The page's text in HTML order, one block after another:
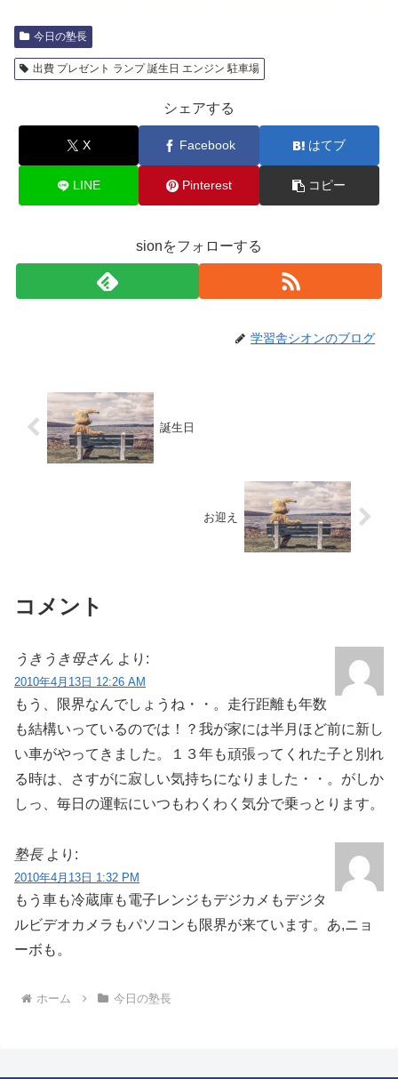
今日の塾長
出費 プレゼント ランプ 誕生日 エンジン 駐車場
シェアする
X Facebook はてブ
LINE Pinterest コピー
sionをフォローする
学習舎シオンのブログ
誕生日
お迎え
コメント
うきうき母さん より:
2010年4月13日 12:26 AM
もう、限界なんでしょうね・・。走行距離も年数
も結構いっているのでは！？我が家には半月ほど前に新し
い車がやってきました。１３年も頑張ってくれた子と別れ
る時は、さすがに寂しい気持ちになりました・・。がしか
しっ、毎日の運転にいつもわくわく気分で乗っとります。
塾長 より:
2010年4月13日 1:32 PM
もう車も冷蔵庫も電子レンジもデジカメもデジタ
ルビデオカメラもパソコンも限界が来ています。あ,ニョ
ーボも。
ホーム 今日の塾長